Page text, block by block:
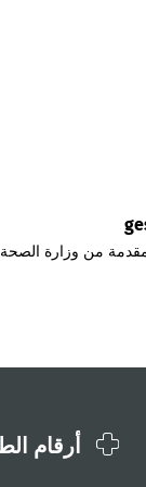
من وزارة الصحة
أرقام